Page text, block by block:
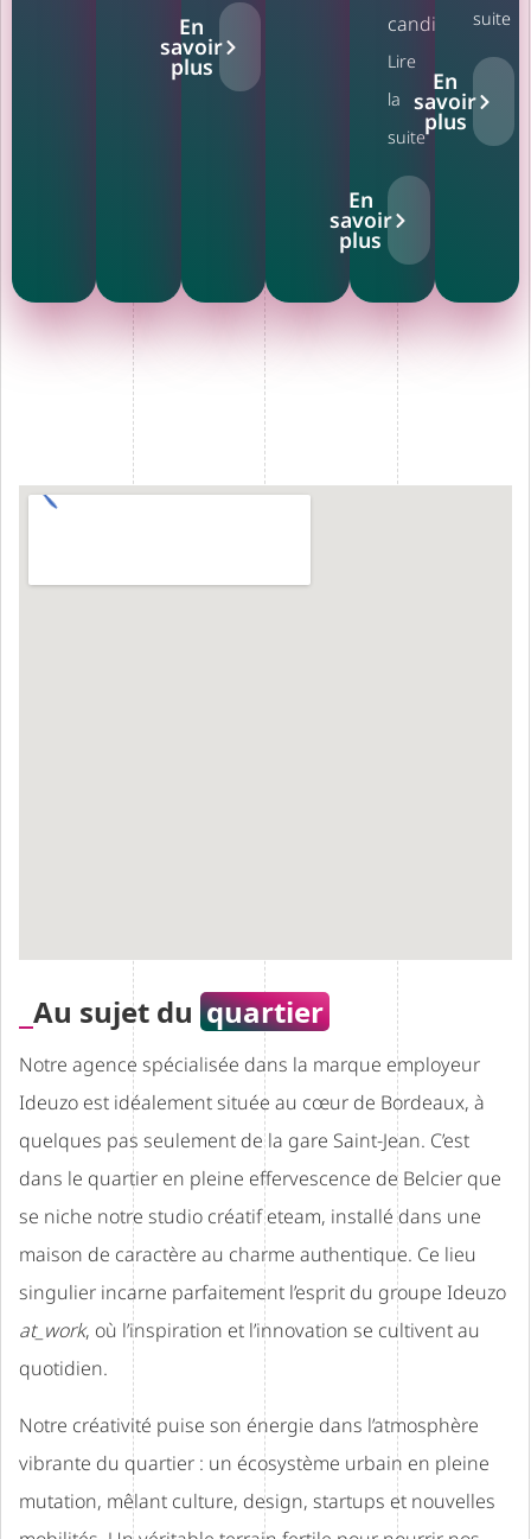
En
savoir
plus
candidats.
Lire
la
suite
En
savoir
plus
suite
En
savoir
plus
Au sujet du quartier
Notre agence spécialisée dans la marque employeur
Ideuzo est idéalement située au cœur de Bordeaux, à
quelques pas seulement de la gare Saint-Jean. C’est
dans le quartier en pleine effervescence de Belcier que
se niche notre studio créatif eteam, installé dans une
maison de caractère au charme authentique. Ce lieu
singulier incarne parfaitement l’esprit du groupe Ideuzo
at_work, où l’inspiration et l’innovation se cultivent au
quotidien.
Notre créativité puise son énergie dans l’atmosphère
vibrante du quartier : un écosystème urbain en pleine
mutation, mêlant culture, design, startups et nouvelles